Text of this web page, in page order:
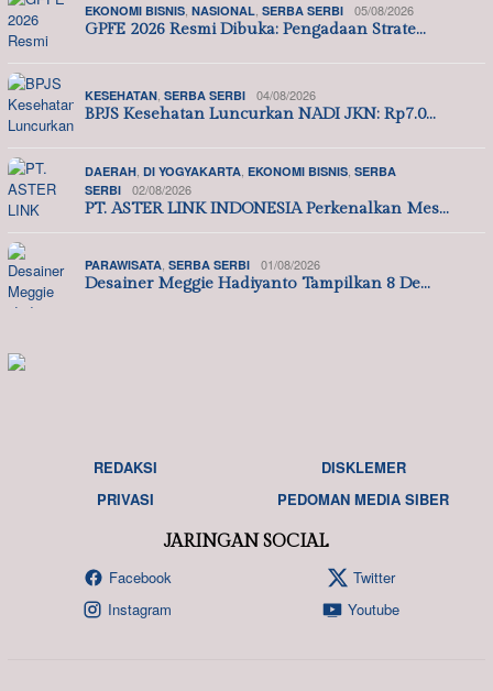
EKONOMI BISNIS, NASIONAL, SERBA SERBI 05/08/2026
GPFE 2026 Resmi Dibuka: Pengadaan Strate…
KESEHATAN, SERBA SERBI 04/08/2026
BPJS Kesehatan Luncurkan NADI JKN: Rp7.0…
DAERAH, DI YOGYAKARTA, EKONOMI BISNIS, SERBA
SERBI
02/08/2026
PT. ASTER LINK INDONESIA Perkenalkan Mes…
PARAWISATA, SERBA SERBI 01/08/2026
Desainer Meggie Hadiyanto Tampilkan 8 De…
REDAKSI
DISKLEMER
PRIVASI
PEDOMAN MEDIA SIBER
JARINGAN SOCIAL
Facebook
Twitter
Instagram
Youtube